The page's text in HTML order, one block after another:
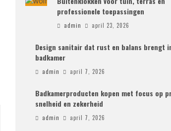
professionele toepassingen
admin april 23, 2026
Design sanitair dat rust en balans brengt
badkamer
admin april 7, 2026
Badkamerproducten kopen met focus op
snelheid en zekerheid
admin april 7, 2026